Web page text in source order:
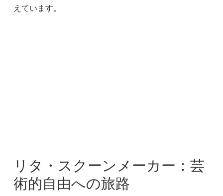
えています。
リタ・スクーンメーカー：芸
術的自由への旅路